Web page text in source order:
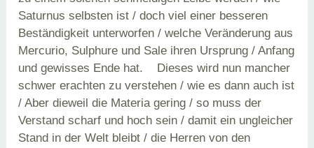
Saturnus selbsten ist / doch viel einer besseren
Beständigkeit unterworfen / welche Veränderung aus
Mercurio, Sulphure und Sale ihren Ursprung / Anfang
und gewisses Ende hat. Dieses wird nun mancher
schwer erachten zu verstehen / wie es dann auch ist
/ Aber dieweil die Materia gering / so muss der
Verstand scharf und hoch sein / damit ein ungleicher
Stand in der Welt bleibt / die Herren von den